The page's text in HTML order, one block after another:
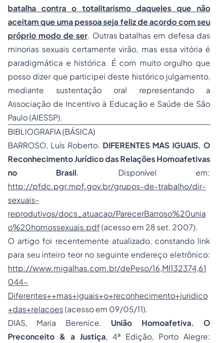
batalha contra o totalitarismo daqueles que não
aceitam que uma pessoa seja feliz de acordo com seu
próprio modo de ser. Outras batalhas em defesa das
minorias sexuais certamente virão, mas essa vitória é
paradigmática e histórica. É com muito orgulho que
posso dizer que participei deste histórico julgamento,
mediante sustentação oral representando a
Associação de Incentivo à Educação e Saúde de São
Paulo (AIESSP).
BIBLIOGRAFIA (BÁSICA)
BARROSO, Luís Roberto. DIFERENTES MAS IGUAIS. O
Reconhecimento Jurídico das Relações Homoafetivas
no Brasil. Disponível em:
http://pfdc.pgr.mpf.gov.br/grupos-de-trabalho/dir-
sexuais-
reprodutivos/docs_atuacao/ParecerBarroso%20unia
o%20homossexuais.pdf(acesso em 28 set. 2007).
O artigo foi recentemente atualizado, constando link
para seu inteiro teor no seguinte endereço eletrônico:
http://www.migalhas.com.br/dePeso/16,MI132374,61
044-
Diferentes++mas+iguais+o+reconhecimento+juridico
+das+relacoes(acesso em 09/05/11).
DIAS, Maria Berenice. União Homoafetiva. O
Preconceito & a Justiça, 4ª Edição, Porto Alegre: